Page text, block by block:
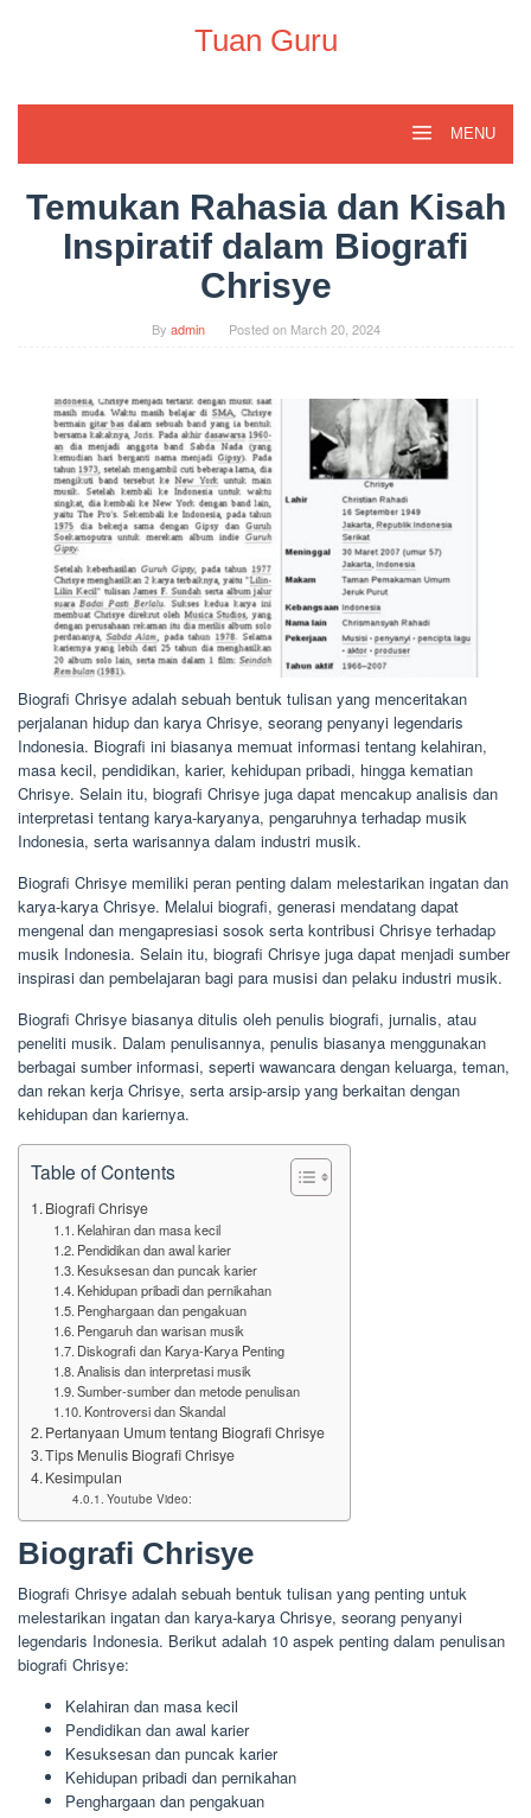
Tuan Guru
MENU
Temukan Rahasia dan Kisah
Inspiratif dalam Biografi
Chrisye
By admin Posted on March 20, 2024
Biografi Chrisye adalah sebuah bentuk tulisan yang menceritakan
perjalanan hidup dan karya Chrisye, seorang penyanyi legendaris
Indonesia. Biografi ini biasanya memuat informasi tentang kelahiran,
masa kecil, pendidikan, karier, kehidupan pribadi, hingga kematian
Chrisye. Selain itu, biografi Chrisye juga dapat mencakup analisis dan
interpretasi tentang karya-karyanya, pengaruhnya terhadap musik
Indonesia, serta warisannya dalam industri musik.
Biografi Chrisye memiliki peran penting dalam melestarikan ingatan dan
karya-karya Chrisye. Melalui biografi, generasi mendatang dapat
mengenal dan mengapresiasi sosok serta kontribusi Chrisye terhadap
musik Indonesia. Selain itu, biografi Chrisye juga dapat menjadi sumber
inspirasi dan pembelajaran bagi para musisi dan pelaku industri musik.
Biografi Chrisye biasanya ditulis oleh penulis biografi, jurnalis, atau
peneliti musik. Dalam penulisannya, penulis biasanya menggunakan
berbagai sumber informasi, seperti wawancara dengan keluarga, teman,
dan rekan kerja Chrisye, serta arsip-arsip yang berkaitan dengan
kehidupan dan kariernya.
Table of Contents
Biografi Chrisye
Kelahiran dan masa kecil
Pendidikan dan awal karier
Kesuksesan dan puncak karier
Kehidupan pribadi dan pernikahan
Penghargaan dan pengakuan
Pengaruh dan warisan musik
Diskografi dan Karya-Karya Penting
Analisis dan interpretasi musik
Sumber-sumber dan metode penulisan
Kontroversi dan Skandal
Pertanyaan Umum tentang Biografi Chrisye
Tips Menulis Biografi Chrisye
Kesimpulan
Youtube Video:
Biografi Chrisye
Biografi Chrisye adalah sebuah bentuk tulisan yang penting untuk
melestarikan ingatan dan karya-karya Chrisye, seorang penyanyi
legendaris Indonesia. Berikut adalah 10 aspek penting dalam penulisan
biografi Chrisye:
Kelahiran dan masa kecil
Pendidikan dan awal karier
Kesuksesan dan puncak karier
Kehidupan pribadi dan pernikahan
Penghargaan dan pengakuan